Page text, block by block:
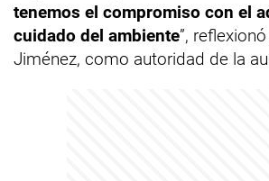
tenemos el compromiso con el
cuidado del ambiente”,
Jiménez, como autoridad de la